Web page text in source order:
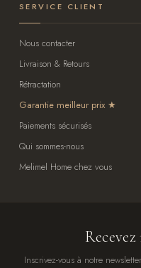
SERVICE CLIENT
Nous contacter
Livraison & Retours
Rétractation
Garantie meilleur prix
Paiements sécurisés
Qui sommes-nous
Melimel Home chez vous
Recevez
Inscrivez-vous à notre